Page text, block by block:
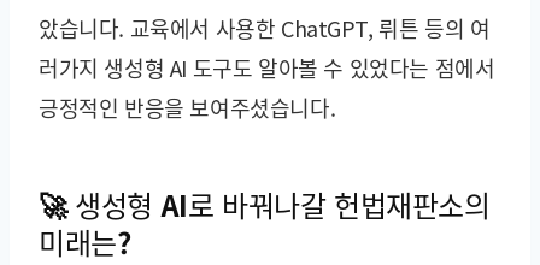
았습니다. 교육에서 사용한 ChatGPT, 뤼튼 등의 여
러가지 생성형 AI 도구도 알아볼 수 있었다는 점에서
긍정적인 반응을 보여주셨습니다.
🚀 생성형 AI로 바꿔나갈 헌법재판소의
미래는?